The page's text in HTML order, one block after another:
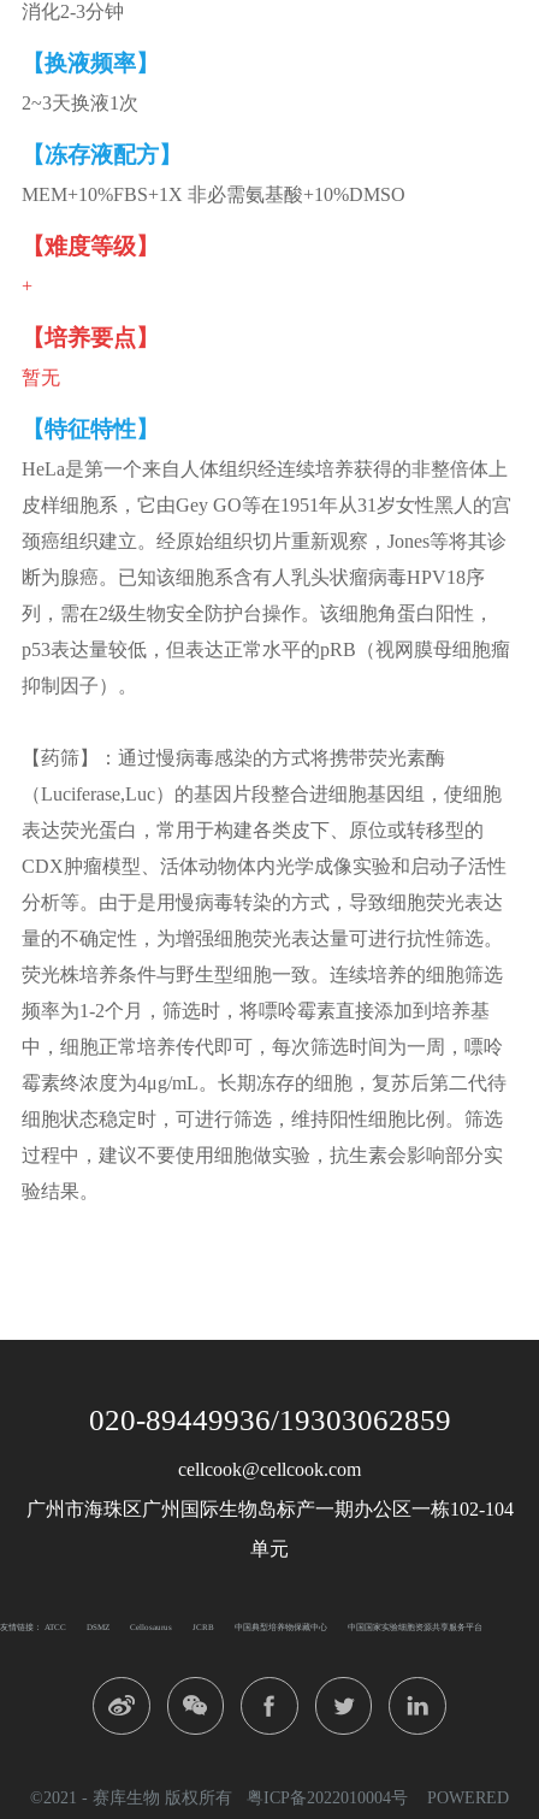
消化2-3分钟
【换液频率】
2~3天换液1次
【冻存液配方】
MEM+10%FBS+1X 非必需氨基酸+10%DMSO
【难度等级】
+
【培养要点】
暂无
【特征特性】
HeLa是第一个来自人体组织经连续培养获得的非整倍体上
皮样细胞系，它由Gey GO等在1951年从31岁女性黑人的宫
颈癌组织建立。经原始组织切片重新观察，Jones等将其诊
断为腺癌。已知该细胞系含有人乳头状瘤病毒HPV18序
列，需在2级生物安全防护台操作。该细胞角蛋白阳性，
p53表达量较低，但表达正常水平的pRB（视网膜母细胞瘤
抑制因子）。
【药筛】：通过慢病毒感染的方式将携带荧光素酶
（Luciferase,Luc）的基因片段整合进细胞基因组，使细胞
表达荧光蛋白，常用于构建各类皮下、原位或转移型的
CDX肿瘤模型、活体动物体内光学成像实验和启动子活性
分析等。由于是用慢病毒转染的方式，导致细胞荧光表达
量的不确定性，为增强细胞荧光表达量可进行抗性筛选。
荧光株培养条件与野生型细胞一致。连续培养的细胞筛选
频率为1-2个月，筛选时，将嘌呤霉素直接添加到培养基
中，细胞正常培养传代即可，每次筛选时间为一周，嘌呤
霉素终浓度为4μg/mL。长期冻存的细胞，复苏后第二代待
细胞状态稳定时，可进行筛选，维持阳性细胞比例。筛选
过程中，建议不要使用细胞做实验，抗生素会影响部分实
验结果。
020-89449936/19303062859
cellcook@cellcook.com
广州市海珠区广州国际生物岛标产一期办公区一栋102-104
单元
友情链接： ATCC DSMZ Cellosaurus JCRB 中国典型培养物保藏中心 中国国家实验细胞资源共享服务平台
©2021 - 赛库生物 版权所有 粤ICP备2022010004号 POWERED